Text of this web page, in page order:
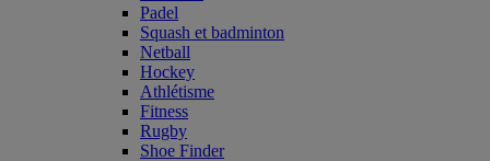
Padel
Squash et badminton
Netball
Hockey
Athlétisme
Fitness
Rugby
Shoe Finder